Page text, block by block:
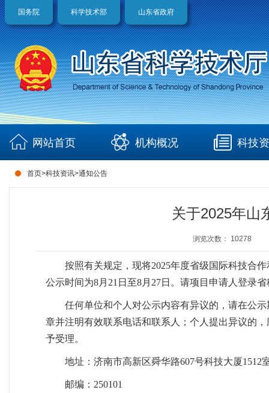
国务院 科学技术部 山东省政府
网站首页 机构概况 科技
首页>科技资讯>通知公告
关于2025年山
浏览次数： 10278
按照有关规定，现将2025年度省级国际科技合
公示时间为8月21日至8月27日。请项目申请人登录
任何单位和个人对公示内容有异议的，请在公
章并注明有效联系电话和联系人；个人提出异议的
予受理。
地址：济南市高新区舜华路607号科技大厦1512
邮编：250101